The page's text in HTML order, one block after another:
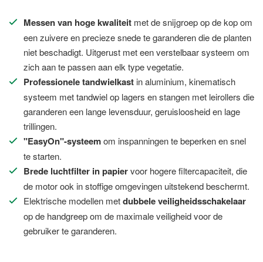
Messen van hoge kwaliteit met de snijgroep op de kop om
een zuivere en precieze snede te garanderen die de planten
niet beschadigt. Uitgerust met een verstelbaar systeem om
zich aan te passen aan elk type vegetatie.
Professionele tandwielkast in aluminium, kinematisch
systeem met tandwiel op lagers en stangen met leirollers die
garanderen een lange levensduur, geruisloosheid en lage
trillingen.
"EasyOn"-systeemom inspanningen te beperken en snel
te starten.
Brede luchtfilter in papiervoor hogere filtercapaciteit, die
de motor ook in stoffige omgevingen uitstekend beschermt.
Elektrische modellen metdubbele veiligheidsschakelaar
op de handgreep om de maximale veiligheid voor de
gebruiker te garanderen.